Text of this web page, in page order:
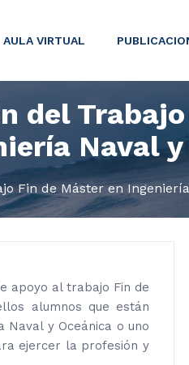
AULA VIRTUAL
del
Naval
Fin de Máster en
apoyo al trabajo Fin de
alumnos que están
Naval y Oceánica o uno
ejercer la profesión y